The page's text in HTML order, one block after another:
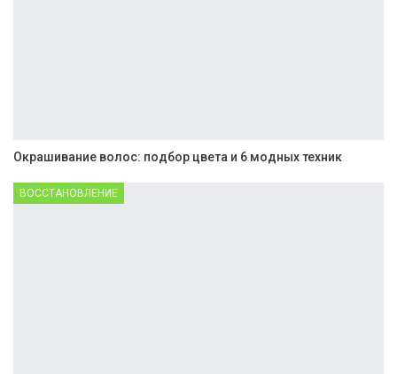
Окрашивание волос: подбор цвета и 6 модных техник
ВОССТАНОВЛЕНИЕ